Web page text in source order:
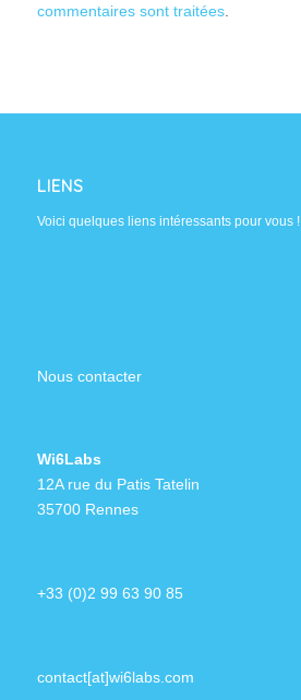
commentaires sont traitées.
LIENS
Voici quelques liens intéressants pour vous !
Nous contacter
Wi6Labs
12A rue du Patis Tatelin
35700 Rennes
+33 (0)2 99 63 90 85
contact[at]wi6labs.com